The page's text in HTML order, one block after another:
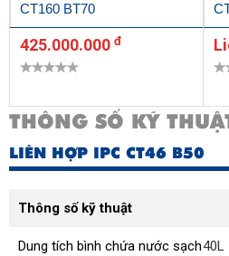
CT160 BT70
425.000.000 đ
THÔNG SỐ KỸ
LIÊN HỢP IPC CT46 B50
Thông số kỹ thuật
Dung tích bình chứa nước sạch40L